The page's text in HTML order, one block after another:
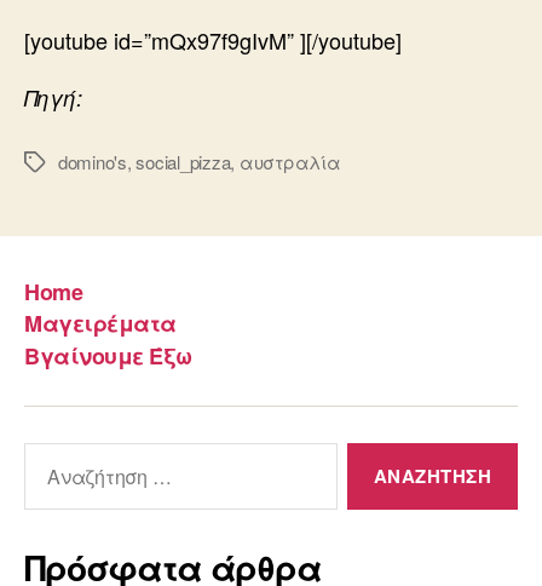
[youtube id=”mQx97f9gIvM” ][/youtube]
Πηγή:
Ετικέτες
domino's,social_pizza, αυστραλία
Home
Μαγειρέματα
Βγαίνουμε Έξω
για:
Πρόσφατα άρθρα